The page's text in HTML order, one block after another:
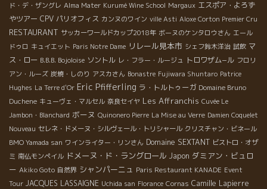
ド・デ・ザングレ Alma Mater Kurumé Wine School Margaux エスポア・よろず
やツアー CPV パリオフィス カンヌのワイン ville Asti Aloxe Corton Premier Cru
RESTAURANT サッカーワールドカップ2018年 ボーヌのケンタロウさん エール
ドゥロ キュイエット Paris Notre Dame リレール見本市 シェフ鈴木洋治 試飲 マ
ス・ロー B.B.B. Bojoloise ソントル レ・フラー・ルージュ トロワザム−ル フロリ
アン・ルーズ 炭焼・しのり アスカさん Bonastre Fujiwara Shuntaro Patrice
Hughes La Terre d'Or Eric Pfifferling ラ・トルトゥーガ Domaine Bruno
Duchene キューヴェ・マルセル 奈良セイヤ Les Affranchis Cuvée Le
Jambon・Blanchard ボーヌ Quinonero Pierre La Mise au Verre Damien Coquelet
Nouveau セレネ・ドメーヌ・シルヴェール・トリシャール クリスチャン・ビネール
BMO Yamada san ワインライター・リンさん Domaine SEXTANT ビストロ・オザ
ミ 南仏モンペイル ドメーヌ・ド・ラングロール Japon ダミアン・ビュロ
ー Akiko Goto 自然界 シャンパーニュ Paris Restaurant KANADE Event
Tour JACQUES LASSAIGNE Uchida san Florance Cornas Camille Lapierre